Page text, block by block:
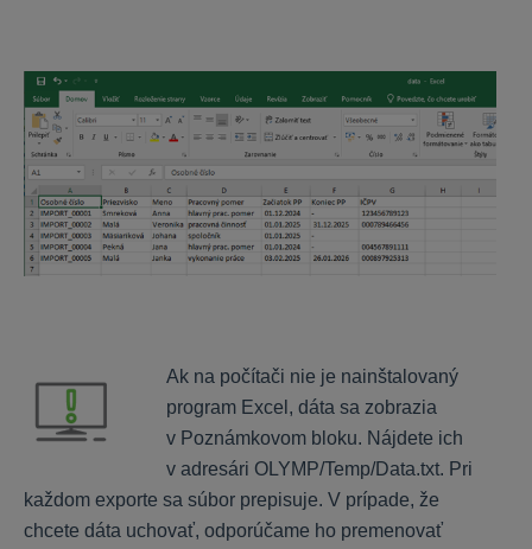
CENKROS 4 - Kalkulácia
CENEKON Tipy/databáza
Priebeh výstavby
Webové aplikácie - Technické
Stavebný rozpočet online
Stavario - Prvé kroky
Stavario - Časté otázky
Inštalácia
Ak na počítači nie je nainštalovaný
program Excel, dáta sa zobrazia
v Poznámkovom bloku. Nájdete ich
v adresári OLYMP/Temp/Data.txt. Pri
každom exporte sa súbor prepisuje. V prípade, že
chcete dáta uchovať, odporúčame ho premenovať